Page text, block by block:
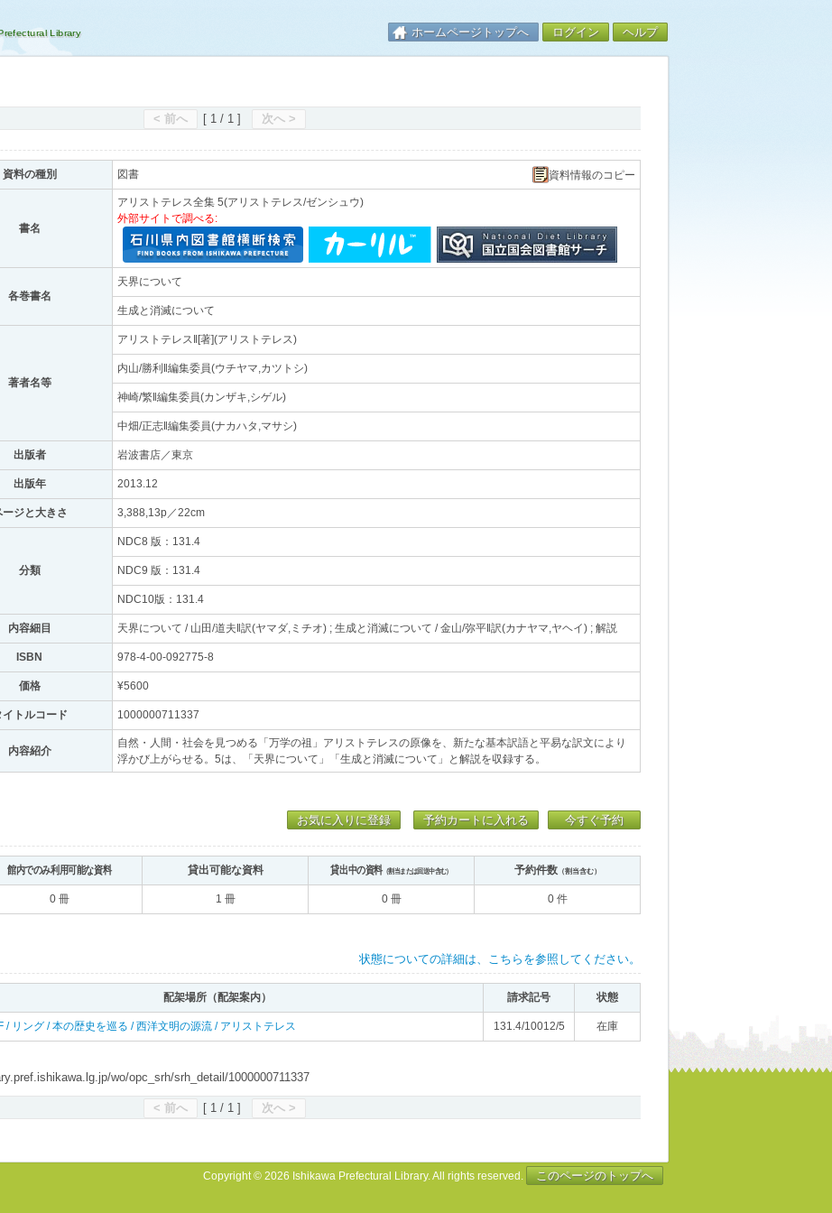
ホームページトップへ ログイン ヘルプ
< 前へ [ 1 / 1 ] 次へ >
資料の種別 図書 資料情報のコピー
書名
アリストテレス全集 5(アリストテレス/ゼンシュウ)
外部サイトで調べる:
各巻書名
天界について
生成と消滅について
著者名等
アリストテレス‖[著](アリストテレス)
内山/勝利‖編集委員(ウチヤマ,カツトシ)
神崎/繁‖編集委員(カンザキ,シゲル)
中畑/正志‖編集委員(ナカハタ,マサシ)
出版者 岩波書店／東京
出版年 2013.12
ージと大きさ 3,388,13p／22cm
分類
NDC8 版：131.4
NDC9 版：131.4
NDC10版：131.4
内容細目 天界について / 山田/道夫‖訳(ヤマダ,ミチオ) ; 生成と消滅について / 金山/弥平‖訳(カナヤマ,ヤヘイ) ; 解説
ISBN 978-4-00-092775-8
価格 ¥5600
イトルコード 1000000711337
内容紹介
自然・人間・社会を見つめる「万学の祖」アリストテレスの原像を、新たな基本訳語と平易な訳文により
浮かび上がらせる。5は、「天界について」「生成と消滅について」と解説を収録する。
お気に入りに登録 予約カートに入れる 今すぐ予約
館内でのみ利用可能な資料 貸出可能な資料 貸出中の資料（割当または回送中含む） 予約件数（割当含む）
0 冊 1 冊 0 冊 0 件
状態についての詳細は、こちらを参照してください。
配架場所（配架案内） 請求記号 状態
/ リング / 本の歴史を巡る / 西洋文明の源流 / アリストテレス 131.4/10012/5 在庫
wo/opc_srh/srh_detail/1000000711337
< 前へ [ 1 / 1 ] 次へ >
Copyright © 2026 Ishikawa Prefectural Library. All rights reserved. このページのトップへ